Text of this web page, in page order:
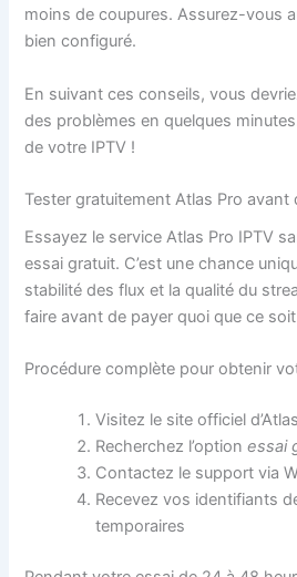
moins de coupures. Assurez-vous
bien configuré.
En suivant ces conseils, vous
des problèmes en quelques
de votre IPTV !
Tester gratuitement Atlas Pro avant
Essayez le service Atlas Pro IPTV
essai gratuit. C’est une chance
stabilité des flux et la qualité du
faire avant de payer quoi que ce
Procédure complète pour obtenir
Visitez le site officiel
Recherchez l’optionessai
Contactez le support via
Recevez vos identifiants
temporaires